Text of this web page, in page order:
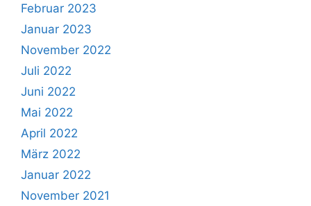
Februar 2023
Januar 2023
November 2022
Juli 2022
Juni 2022
Mai 2022
April 2022
März 2022
Januar 2022
November 2021